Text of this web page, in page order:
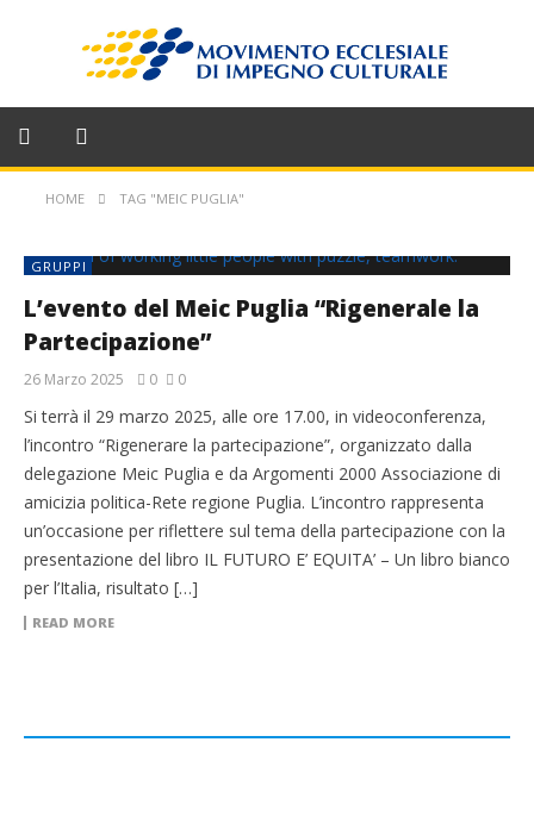
HOME TAG "MEIC PUGLIA"
GRUPPI
L’evento del Meic Puglia “Rigenerale la
Partecipazione”
26 Marzo 2025 0 0
Si terrà il 29 marzo 2025, alle ore 17.00, in videoconferenza,
l’incontro “Rigenerare la partecipazione”, organizzato dalla
delegazione Meic Puglia e da Argomenti 2000 Associazione di
amicizia politica-Rete regione Puglia. L’incontro rappresenta
un’occasione per riflettere sul tema della partecipazione con la
presentazione del libro IL FUTURO E’ EQUITA’ – Un libro bianco
per l’Italia, risultato […]
READ MORE